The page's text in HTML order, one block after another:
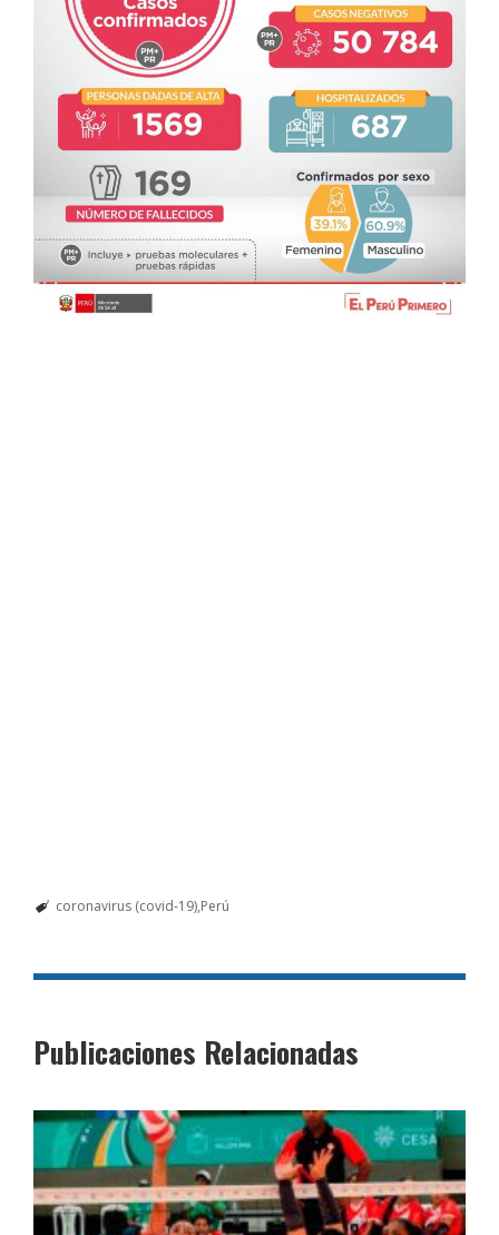
coronavirus (covid-19) Perú
Publicaciones Relacionadas